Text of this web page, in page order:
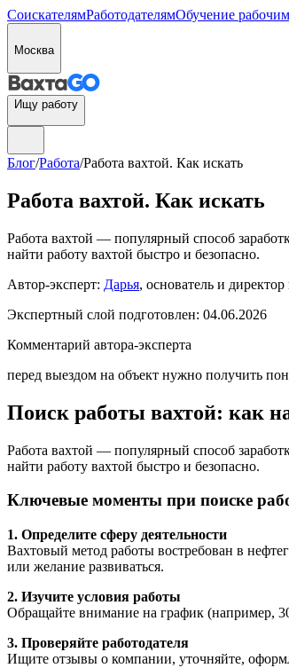
СоискателямРаботодателямОбучение
Москва
Ищу работу
Блог/Работа/Работа вахтой. Как искать
Работа вахтой. Как искать
Работа вахтой — популярный способ
найти работу вахтой быстро и безопасно.
Автор-эксперт: Дарья, основатель и
Экспертный слой подготовлен: 04.06.2026
Комментарий автора-эксперта
перед выездом на объект нужно получить
Поиск работы вахтой: как
Работа вахтой — популярный способ
найти работу вахтой быстро и безопасно.
Ключевые моменты при поиске
1. Определите сферу деятельности
Вахтовый метод работы востребован в
или желание развиваться.
2. Изучите условия работы
Обращайте внимание на график (например,
3. Проверяйте работодателя
Ищите отзывы о компании, уточняйте,